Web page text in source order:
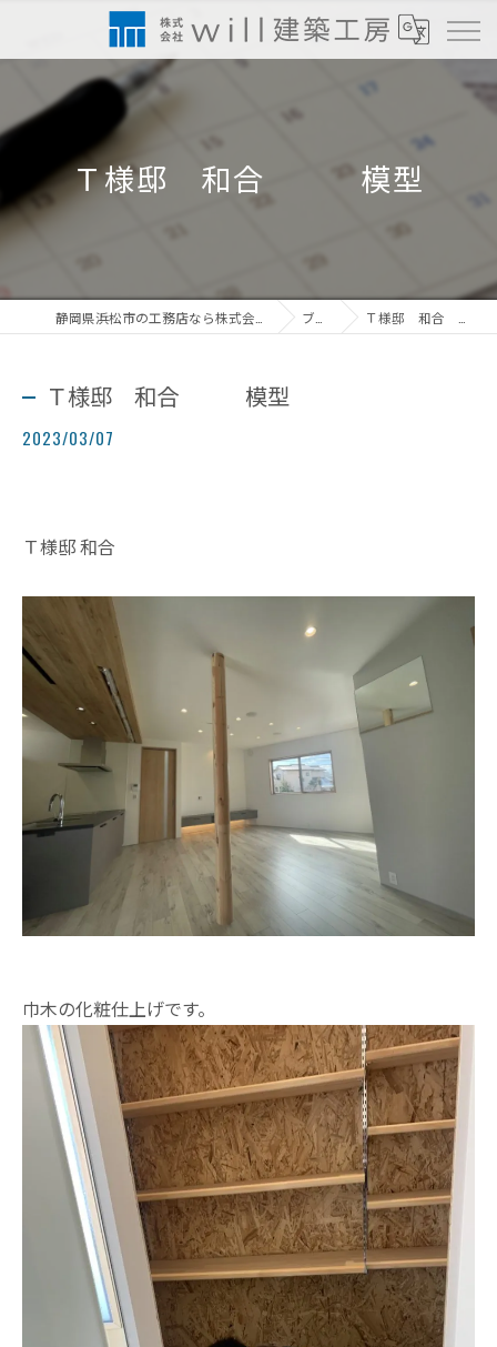
Ｔ様邸 和合 模型
ブログ Ｔ様邸 和合 模型
Ｔ様邸 和合 模型
2023/03/07
Ｔ様邸 和合
巾木の化粧仕上げです。